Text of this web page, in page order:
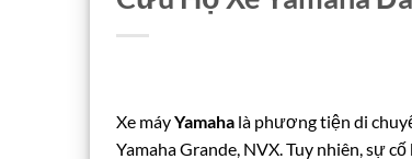
Xe máyYamaha là phương tiện di
Yamaha Grande, NVX. Tuy nhiên, sự